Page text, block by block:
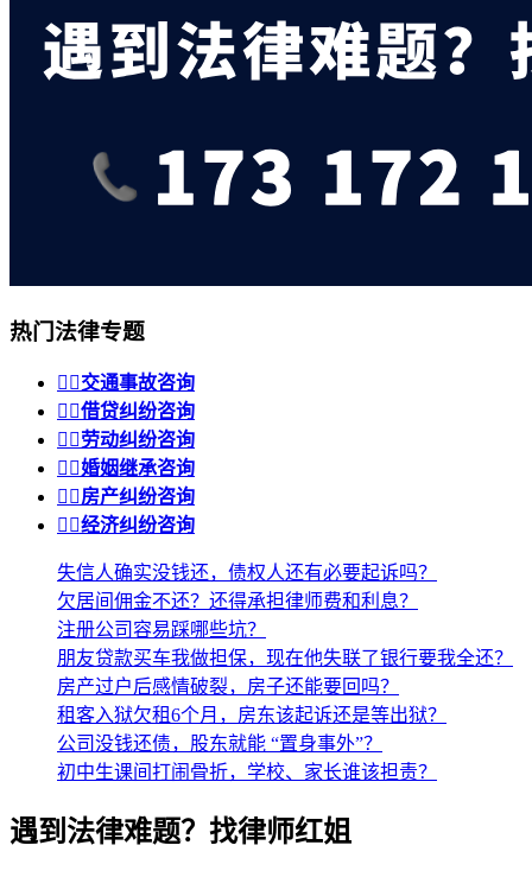
热门法律专题
 交通事故咨询
 借贷纠纷咨询
 劳动纠纷咨询
 婚姻继承咨询
 房产纠纷咨询
 经济纠纷咨询
失信人确实没钱还，债权人还有必要起诉吗？
欠居间佣金不还？还得承担律师费和利息？
注册公司容易踩哪些坑？
朋友贷款买车我做担保，现在他失联了银行要我全还？
房产过户后感情破裂，房子还能要回吗？
租客入狱欠租6个月，房东该起诉还是等出狱？
公司没钱还债，股东就能 “置身事外”？
初中生课间打闹骨折，学校、家长谁该担责？
遇到法律难题？找律师红姐